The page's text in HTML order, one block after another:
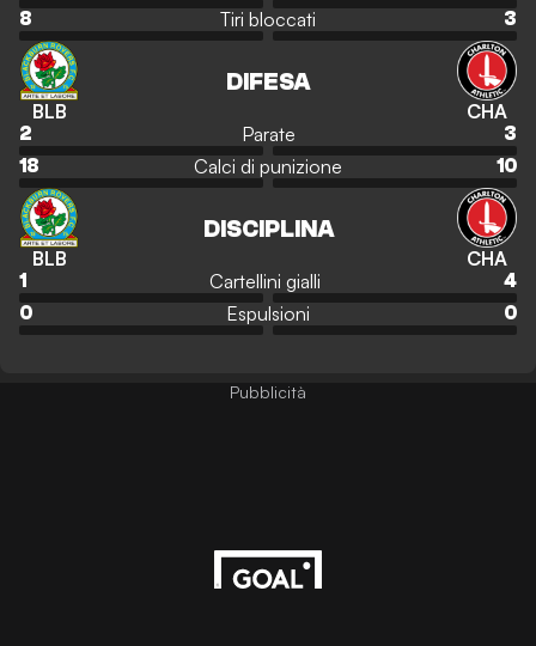
8
Tiri bloccati 3
BLB
DIFESA
CHA
2 Parate
3
18
Calci di punizione 10
BLB
DISCIPLINA
CHA
1 Cartellini gialli
4
0
Espulsioni 0
Pubblicità